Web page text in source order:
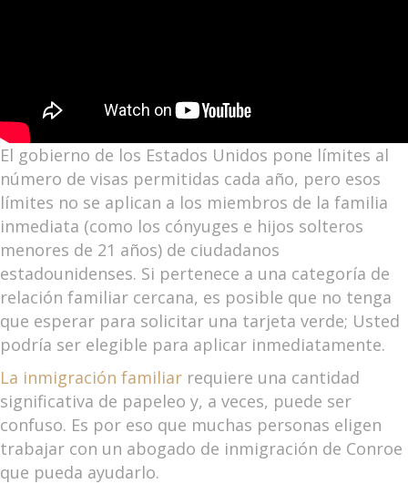
El gobierno de los Estados Unidos pone límites al
número de visas permitidas cada año, pero esos
límites no se aplican a los miembros de la familia
inmediata (como los cónyuges e hijos solteros
menores de 21 años) de ciudadanos
estadounidenses. Si pertenece a una categoría de
relación familiar cercana, es posible que no tenga
que esperar para solicitar una tarjeta verde; Usted
podría ser elegible para aplicar inmediatamente.
La inmigración familiar requiere una cantidad
significativa de papeleo y, a veces, puede ser
confuso. Es por eso que muchas personas eligen
trabajar con un abogado de inmigración de Conroe
que pueda ayudarlo.